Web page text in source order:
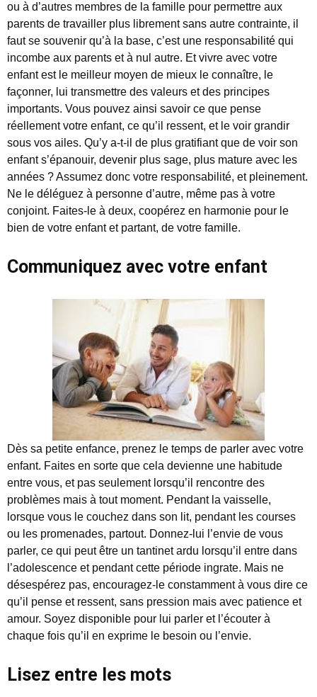
ou à d’autres membres de la famille pour permettre aux
parents de travailler plus librement sans autre contrainte, il
faut se souvenir qu’à la base, c’est une responsabilité qui
incombe aux parents et à nul autre. Et vivre avec votre
enfant est le meilleur moyen de mieux le connaître, le
façonner, lui transmettre des valeurs et des principes
importants. Vous pouvez ainsi savoir ce que pense
réellement votre enfant, ce qu’il ressent, et le voir grandir
sous vos ailes. Qu’y a-t-il de plus gratifiant que de voir son
enfant s’épanouir, devenir plus sage, plus mature avec les
années ? Assumez donc votre responsabilité, et pleinement.
Ne le déléguez à personne d’autre, même pas à votre
conjoint. Faites-le à deux, coopérez en harmonie pour le
bien de votre enfant et partant, de votre famille.
Communiquez avec votre enfant
Dès sa petite enfance, prenez le temps de parler avec votre
enfant. Faites en sorte que cela devienne une habitude
entre vous, et pas seulement lorsqu’il rencontre des
problèmes mais à tout moment. Pendant la vaisselle,
lorsque vous le couchez dans son lit, pendant les courses
ou les promenades, partout. Donnez-lui l’envie de vous
parler, ce qui peut être un tantinet ardu lorsqu’il entre dans
l’adolescence et pendant cette période ingrate. Mais ne
désespérez pas, encouragez-le constamment à vous dire ce
qu’il pense et ressent, sans pression mais avec patience et
amour. Soyez disponible pour lui parler et l’écouter à
chaque fois qu’il en exprime le besoin ou l’envie.
Lisez entre les mots